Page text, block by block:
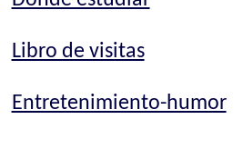
Libro de visitas
Entretenimiento-humor